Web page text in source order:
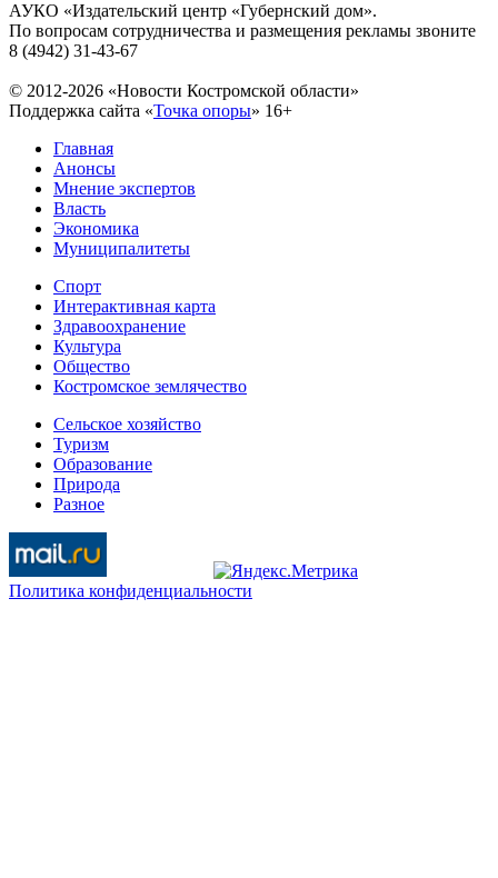
АУКО «Издательский центр «Губернский дом».
По вопросам сотрудничества и размещения рекламы звоните
8 (4942) 31-43-67
© 2012-2026 «Новости Костромской области»
Поддержка сайта «Точка опоры» 16+
Главная
Анонсы
Мнение экспертов
Власть
Экономика
Муниципалитеты
Спорт
Интерактивная карта
Здравоохранение
Культура
Общество
Костромское землячество
Сельское хозяйство
Туризм
Образование
Природа
Разное
Политика конфиденциальности